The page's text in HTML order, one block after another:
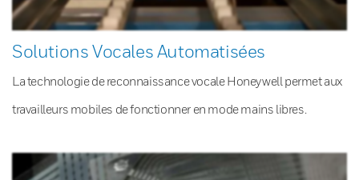
Solutions Vocales Automatisées
La technologie de reconnaissance vocale Honeywell permet aux
travailleurs mobiles de fonctionner en mode mains libres.